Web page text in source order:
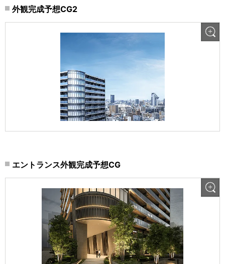
外観完成予想CG2
エントランス外観完成予想CG